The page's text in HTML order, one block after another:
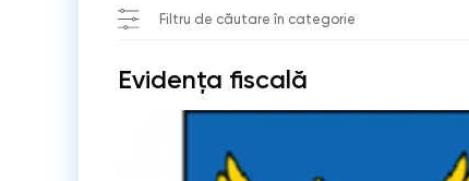
Filtru de căutare în categorie
Evidenţa fiscală